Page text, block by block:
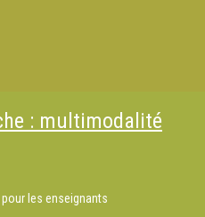
: multimodalité
les enseignants